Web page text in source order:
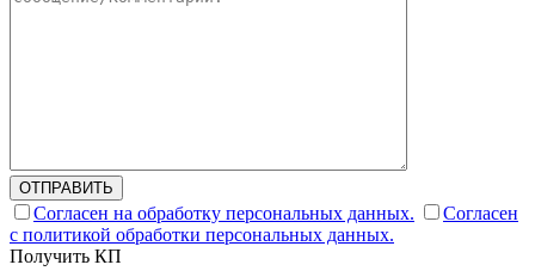
ОТПРАВИТЬ
Согласен на обработку персональных данных.
Согласен
с политикой обработки персональных данных.
Получить КП